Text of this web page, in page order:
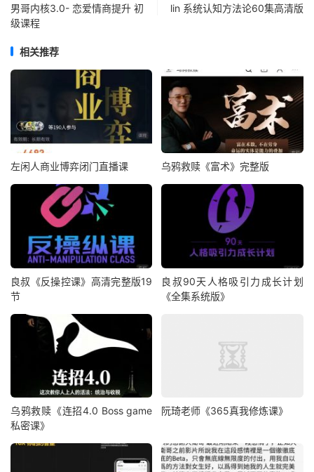
男哥内核3.0- 恋爱情商提升 初
级课程
lin 系统认知方法论60集高清版
相关推荐
左闲人商业博弈闭门直播课 乌鸦救赎《富术》完整版
良叔《反操控课》高清完整版19
节
良叔90天人格吸引力成长计划
《全集系统版》
乌鸦救赎《连招4.0 Boss game
私密课》
阮琦老师《365真我修炼课》